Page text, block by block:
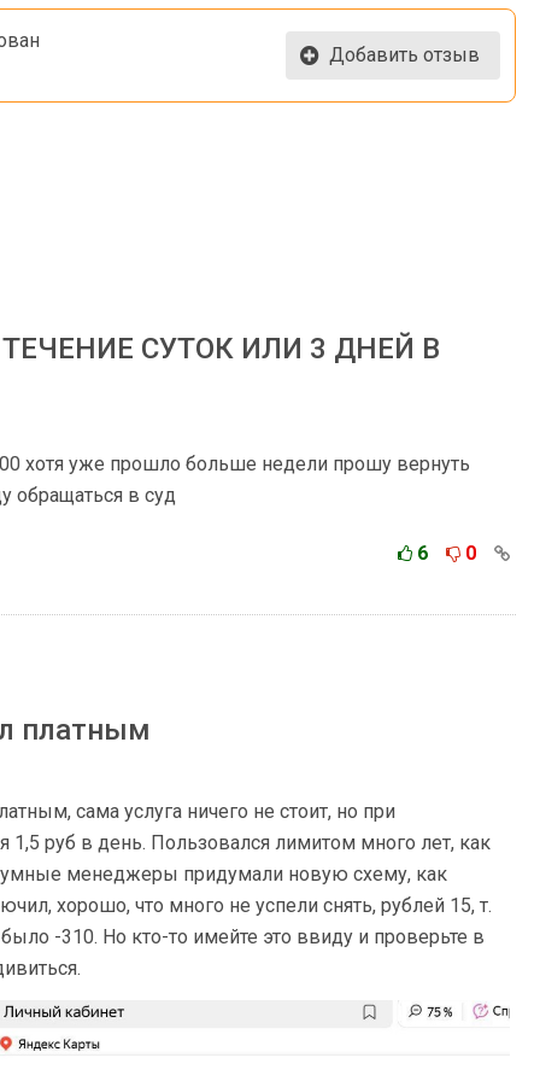
Добавить отзыв
СУТОК ИЛИ 3 ДНЕЙ В
хотя уже прошло больше недели прошу вернуть
обращаться в суд
6 0
платным
сама услуга ничего не стоит, но при
1,5 руб в день. Пользовался лимитом много лет, как
менеджеры придумали новую схему, как
хорошо, что много не успели снять, рублей 15, т.
-310. Но кто-то имейте это ввиду и проверьте в